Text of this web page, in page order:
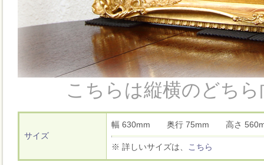
こちらは縦横のどち
サイズ
幅 630mm 奥行 75mm 高さ
※ 詳しいサイズは、 こちら